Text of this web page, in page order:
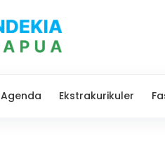
Agenda Ekstrakurikuler